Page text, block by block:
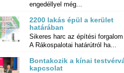
engedéllyel még...
2200 lakás épül a kerület
határában
Sikeres harc az építési
A Rákospalotai határútról ha...
Bontakozik a kínai
kapcsolat